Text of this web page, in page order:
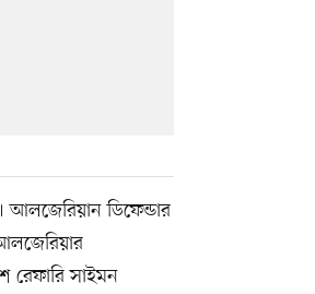
আলজেরিয়ান ডিফেন্ডার
রেফারি সাইমন